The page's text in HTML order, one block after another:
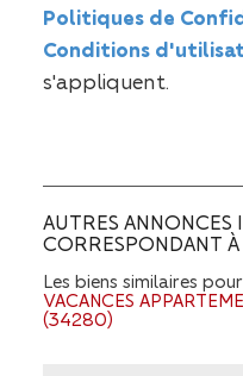
Politiques de
Conditions
s'appliquent.
AUTRES ANNONCES
CORRESPONDANT
Les biens similaires
VACANCES
(34280)